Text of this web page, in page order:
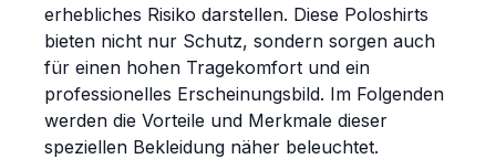
erhebliches Risiko darstellen. Diese Poloshirts
bieten nicht nur Schutz, sondern sorgen auch
für einen hohen Tragekomfort und ein
professionelles Erscheinungsbild. Im Folgenden
werden die Vorteile und Merkmale dieser
speziellen Bekleidung näher beleuchtet.